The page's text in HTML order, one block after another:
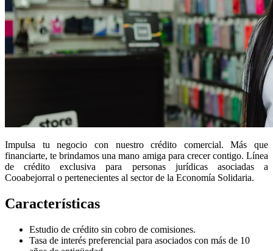
Impulsa tu negocio con nuestro crédito comercial. Más que
financiarte, te brindamos una mano amiga para crecer contigo. Línea
de crédito exclusiva para personas jurídicas asociadas a
Cooabejorral o pertenecientes al sector de la Economía Solidaria.
Características
Estudio de crédito sin cobro de comisiones.
Tasa de interés preferencial para asociados con más de 10